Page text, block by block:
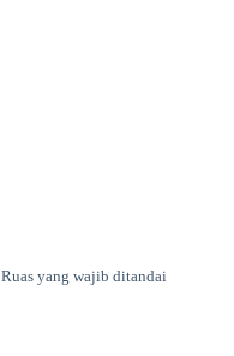
Ruas yang wajib ditandai